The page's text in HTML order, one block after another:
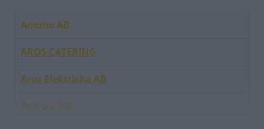
Anome AB
AROS CATERING
Aros Elektriska AB
Avivera AB